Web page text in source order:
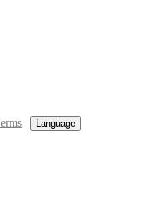
– Language